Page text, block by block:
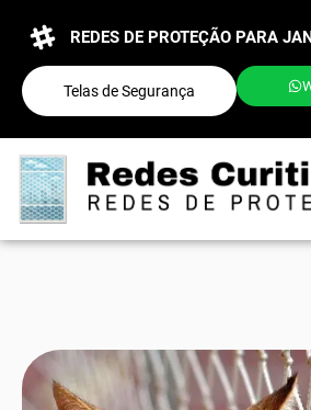
REDES DE PROTEÇÃO PARA
Telas de Segurança